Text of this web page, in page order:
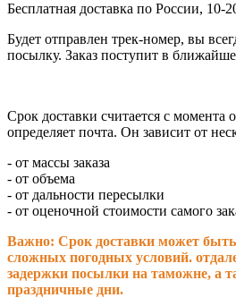
Бесплатная доставка по России, 10-
Будет отправлен трек-номер, вы
посылку. Заказ поступит в
Срок доставки считается с момента
определяет почта. Он зависит от
- от массы заказа
- от объема
- от дальности пересылки
- от оценочной стоимости самого
Важно: Срок доставки может быть
сложных погодных условий. о
задержки посылки на таможне, а
праздничные дни.